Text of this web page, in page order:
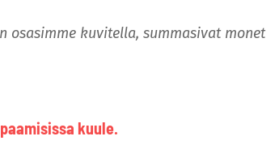
osasimme kuvitella, summasivat monet
kuule.